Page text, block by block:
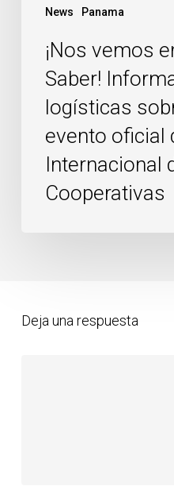
News Panama
evento
oficial
Internacional
Cooperativas
¡Nos vemos
Saber!
logísticas
evento oficial
Internacional
Cooperativas
Deja una respuesta